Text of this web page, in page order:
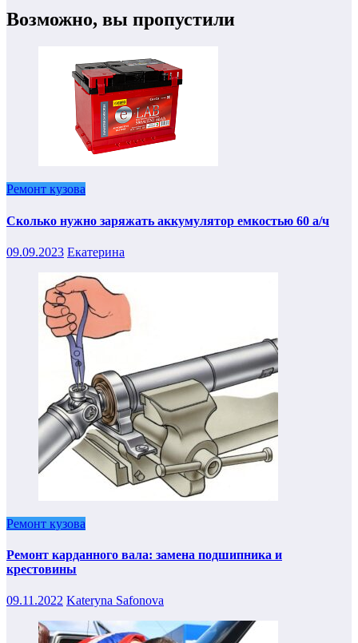
Возможно, вы пропустили
Ремонт кузова
Сколько нужно заряжать аккумулятор емкостью 60 а/ч
09.09.2023 Екатерина
Ремонт кузова
Ремонт карданного вала: замена подшипника и
крестовины
09.11.2022 Kateryna Safonova